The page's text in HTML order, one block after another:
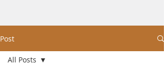
Post
All Posts